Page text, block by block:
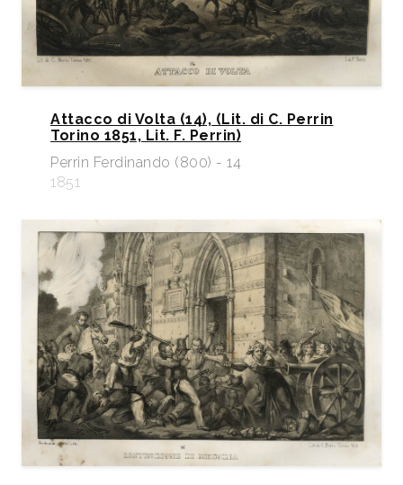
Attacco di Volta (14), (Lit. di C. Perrin
Torino 1851, Lit. F. Perrin)
Perrin Ferdinando (800) - 14
1851